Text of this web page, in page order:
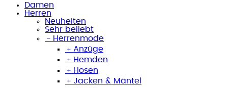
Damen
Herren
Neuheiten
Sehr beliebt
﹣ Herrenmode
﹢ Anzüge
﹢ Hemden
﹢ Hosen
﹢ Jacken & Mäntel